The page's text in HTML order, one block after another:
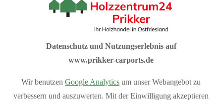
hre Vorteile bei Prikker-Carports
Verkauf vom Hersteller
Produziert in Deutschland
Bequemer Online-Kauf
Bundesweite LieferungMehr Vorteileanzeigen
Datenschutz und Nutzungserlebnis auf
www.prikker-carports.de
Wir benutzen Google Analytics um unser Webangebot zu
verbessern und auszuwerten. Mit der Einwilligung akzeptieren